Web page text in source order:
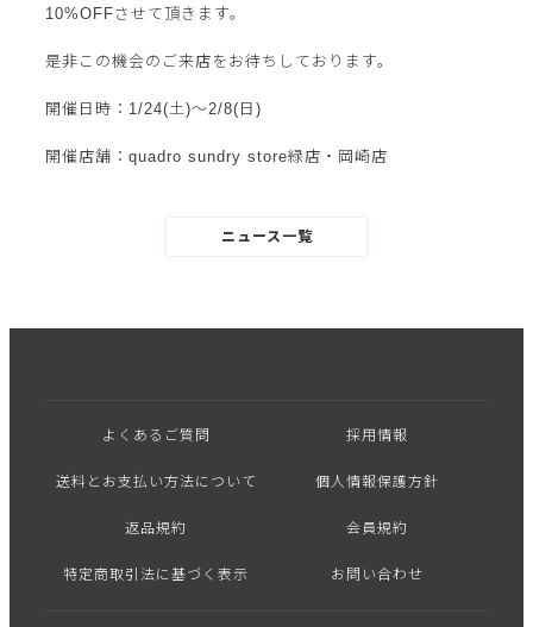
10%OFFさせて頂きます。
是非この機会のご来店をお待ちしております。
開催日時：1/24(土)〜2/8(日)
開催店舗：quadro sundry store緑店・岡崎店
ニュース一覧
よくあるご質問 採用情報
送料とお支払い方法について 個人情報保護方針
返品規約 会員規約
特定商取引法に基づく表示 お問い合わせ